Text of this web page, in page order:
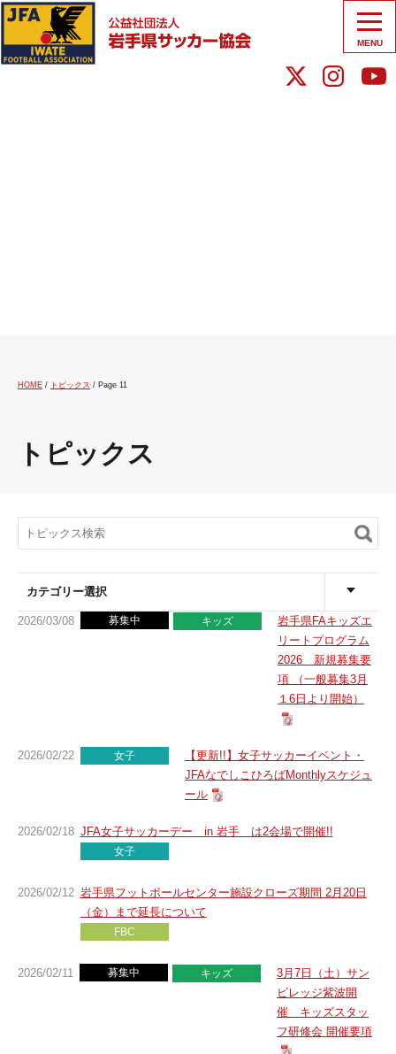
MENU
HOME / トピックス / Page 11
トピックス
カテゴリー選択
2026/03/08 募集中 キッズ
岩手県FAキッズエ
リートプログラム
2026 新規募集要
項 （一般募集3月
１6日より開始）
2026/02/22 女子
【更新!!】女子サッカーイベント・
JFAなでしこひろばMonthlyスケジュ
ール
2026/02/18 JFA女子サッカーデー in 岩手 は2会場で開催!!
女子
2026/02/12 岩手県フットボールセンター施設クローズ期間 2月20日
（金）まで延長について
FBC
2026/02/11 募集中 キッズ
3月7日（土）サン
ビレッジ紫波開
催 キッズスタッ
フ研修会 開催要項